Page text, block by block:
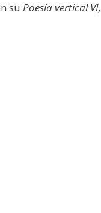
su Poesía vertical VI,